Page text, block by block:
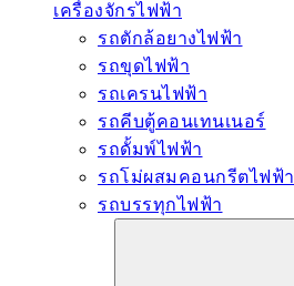
เครื่องจักรไฟฟ้า
รถตักล้อยางไฟฟ้า
รถขุดไฟฟ้า
รถเครนไฟฟ้า
รถคีบตู้คอนเทนเนอร์
รถดั้มพ์ไฟฟ้า
รถโม่ผสมคอนกรีตไฟฟ้า
รถบรรทุกไฟฟ้า